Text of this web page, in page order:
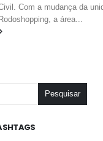
Com a mudança da
a área...
Pesquisar